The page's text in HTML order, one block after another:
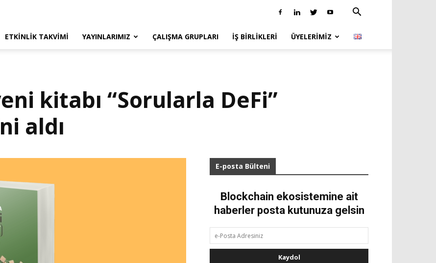
ETKINLIK TAKVIMI YAYINLARIMIZ ÇALIŞMA GRUPLARI İŞ BIRLIKLERI ÜYELERIMIZ
kitabı “Sorularla DeFi”
aldı
E-posta Bülteni
Blockchain ekosistemine ait
haberler posta kutunuza gelsin